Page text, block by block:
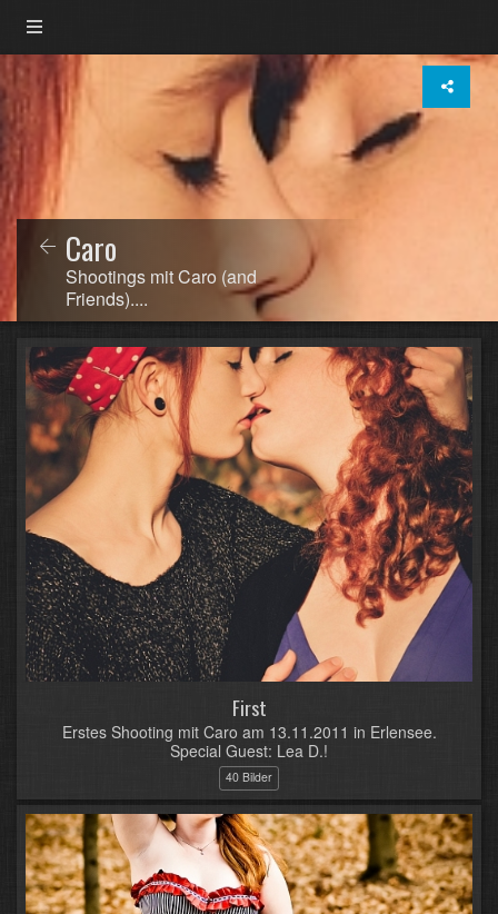
Caro
Shootings mit Caro (and
Friends)....
First
Erstes Shooting mit Caro am 13.11.2011 in Erlensee.
Special Guest: Lea D.!
40 Bilder